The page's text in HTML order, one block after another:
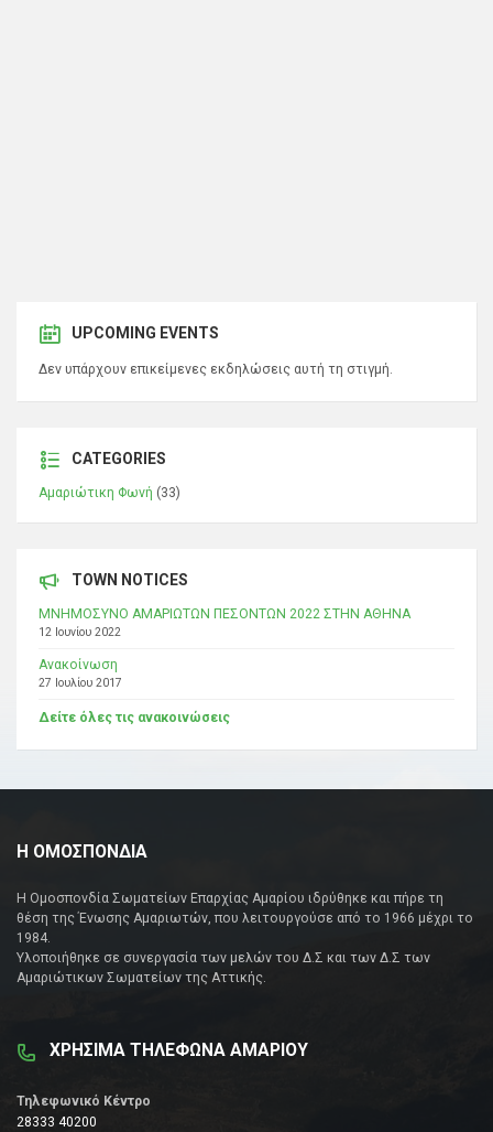
UPCOMING EVENTS
Δεν υπάρχουν επικείμενες εκδηλώσεις αυτή τη στιγμή.
CATEGORIES
Αμαριώτικη Φωνή (33)
TOWN NOTICES
ΜΝΗΜΟΣΥΝΟ ΑΜΑΡΙΩΤΩΝ ΠΕΣΟΝΤΩΝ 2022 ΣΤΗΝ ΑΘΗΝΑ
12 Ιουνίου 2022
Ανακοίνωση
27 Ιουλίου 2017
Δείτε όλες τις ανακοινώσεις
Η ΟΜΟΣΠΟΝΔΙΑ
Η Ομοσπονδία Σωματείων Επαρχίας Αμαρίου ιδρύθηκε και πήρε τη
θέση της Ένωσης Αμαριωτών, που λειτουργούσε από το 1966 μέχρι το
1984.
Υλοποιήθηκε σε συνεργασία των μελών του Δ.Σ και των Δ.Σ των
Αμαριώτικων Σωματείων της Αττικής.
ΧΡΗΣΙΜΑ ΤΗΛΕΦΩΝΑ ΑΜΑΡΙΟΥ
Τηλεφωνικό Κέντρο
28333 40200